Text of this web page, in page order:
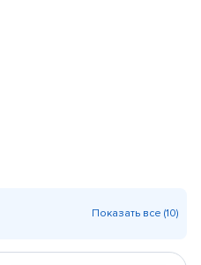
Показать все (10)